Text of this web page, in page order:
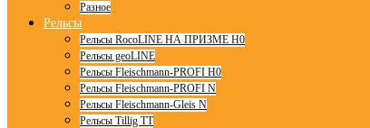
Разное
Рельсы
Рельсы RocoLINE НА ПРИЗМЕ H0
Рельсы geoLINE
Рельсы Fleischmann-PROFI H0
Рельсы Fleischmann-PROFI N
Рельсы Fleischmann-Gleis N
Рельсы Tillig TT